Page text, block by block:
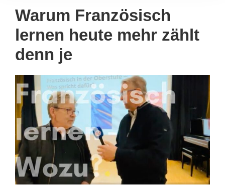
Warum Französisch
lernen heute mehr zählt
denn je